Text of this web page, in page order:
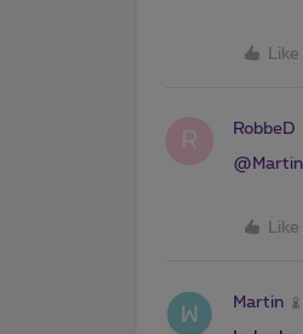
Like
R RobbeD
@Martin
Like
Martin